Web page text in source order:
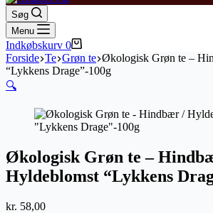
Søg
Menu
Indkøbskurv 0
Forside Te Grøn te Økologisk Grøn te –
“Lykkens Drage”-100g
🔍
Økologisk Grøn te –
Hyldeblomst “Lykkens
kr. 58,00